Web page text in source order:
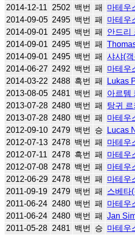
2014-12-11
2502 백번 패 마테우
2014-09-05 2495 백번 패 마테우
2014-09-01 2495 백번 패 안드리
2014-09-01 2495 백번 패
2014-09-01 2495 백번 패 샤샤(
2014-06-27 2492 백번 패 마테우
2014-03-22 2488 흑번 패 Lukas
2013-08-05 2481 백번 패 아르템
2013-07-28 2480 백번 패 탕귀 르
2013-07-28 2480 백번 패 마테우
2012-09-10 2479 백번 승 Lucas
2012-07-13 2478 백번 패 마테우
2012-07-11
2478 흑번 패 마테우
2012-07-08 2478 백번 패 마테우
2012-06-29 2478 백번 패 마테우
2011-09-19 2479 백번 패 스베타
2011-06-24 2480 백번 패 마테우
2011-06-24 2480 백번 패 Jan
2011-05-28 2481 백번 승 마테우